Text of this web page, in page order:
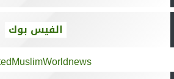
الفيس بوك